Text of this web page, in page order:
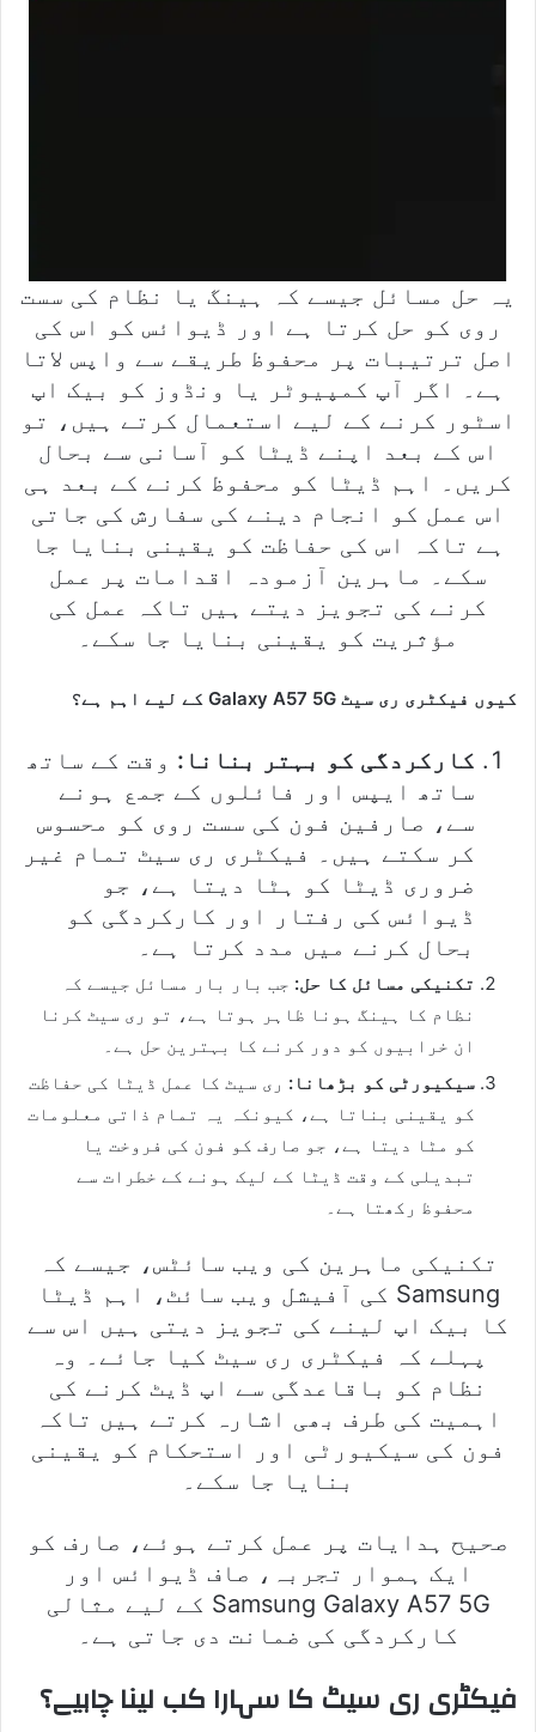
یہ حل مسائل جیسے کہ ہینگ یا نظام کی سست
روی کو حل کرتا ہے اور ڈیوائس کو اس کی
اصل ترتیبات پر محفوظ طریقے سے واپس لاتا
ہے۔ اگر آپ کمپیوٹر یا ونڈوز کو بیک اپ
اسٹور کرنے کے لیے استعمال کرتے ہیں، تو
اس کے بعد اپنے ڈیٹا کو آسانی سے بحال
کریں۔ اہم ڈیٹا کو محفوظ کرنے کے بعد ہی
اس عمل کو انجام دینے کی سفارش کی جاتی
ہے تاکہ اس کی حفاظت کو یقینی بنایا جا
سکے۔ ماہرین آزمودہ اقدامات پر عمل
کرنے کی تجویز دیتے ہیں تاکہ عمل کی
مؤثریت کو یقینی بنایا جا سکے۔
کیوں فیکٹری ری سیٹ Galaxy A57 5G کے لیے اہم ہے؟
کارکردگی کو بہتر بنانا: وقت کے ساتھ
ساتھ ایپس اور فائلوں کے جمع ہونے
سے، صارفین فون کی سست روی کو محسوس
کر سکتے ہیں۔ فیکٹری ری سیٹ تمام غیر
ضروری ڈیٹا کو ہٹا دیتا ہے، جو
ڈیوائس کی رفتار اور کارکردگی کو
بحال کرنے میں مدد کرتا ہے۔
تکنیکی مسائل کا حل: جب بار بار مسائل جیسے کہ
نظام کا ہینگ ہونا ظاہر ہوتا ہے، تو ری سیٹ کرنا
ان خرابیوں کو دور کرنے کا بہترین حل ہے۔
سیکیورٹی کو بڑھانا: ری سیٹ کا عمل ڈیٹا کی حفاظت
کو یقینی بناتا ہے، کیونکہ یہ تمام ذاتی معلومات
کو مٹا دیتا ہے، جو صارف کو فون کی فروخت یا
تبدیلی کے وقت ڈیٹا کے لیک ہونے کے خطرات سے
محفوظ رکھتا ہے۔
تکنیکی ماہرین کی ویب سائٹس، جیسے کہ
Samsung کی آفیشل ویب سائٹ، اہم ڈیٹا
کا بیک اپ لینے کی تجویز دیتی ہیں اس سے
پہلے کہ فیکٹری ری سیٹ کیا جائے۔ وہ
نظام کو باقاعدگی سے اپ ڈیٹ کرنے کی
اہمیت کی طرف بھی اشارہ کرتے ہیں تاکہ
فون کی سیکیورٹی اور استحکام کو یقینی
بنایا جا سکے۔
صحیح ہدایات پر عمل کرتے ہوئے، صارف کو
ایک ہموار تجربہ، صاف ڈیوائس اور
Samsung Galaxy A57 5G کے لیے مثالی
کارکردگی کی ضمانت دی جاتی ہے۔
فیکٹری ری سیٹ کا سہارا کب لینا چاہیے؟